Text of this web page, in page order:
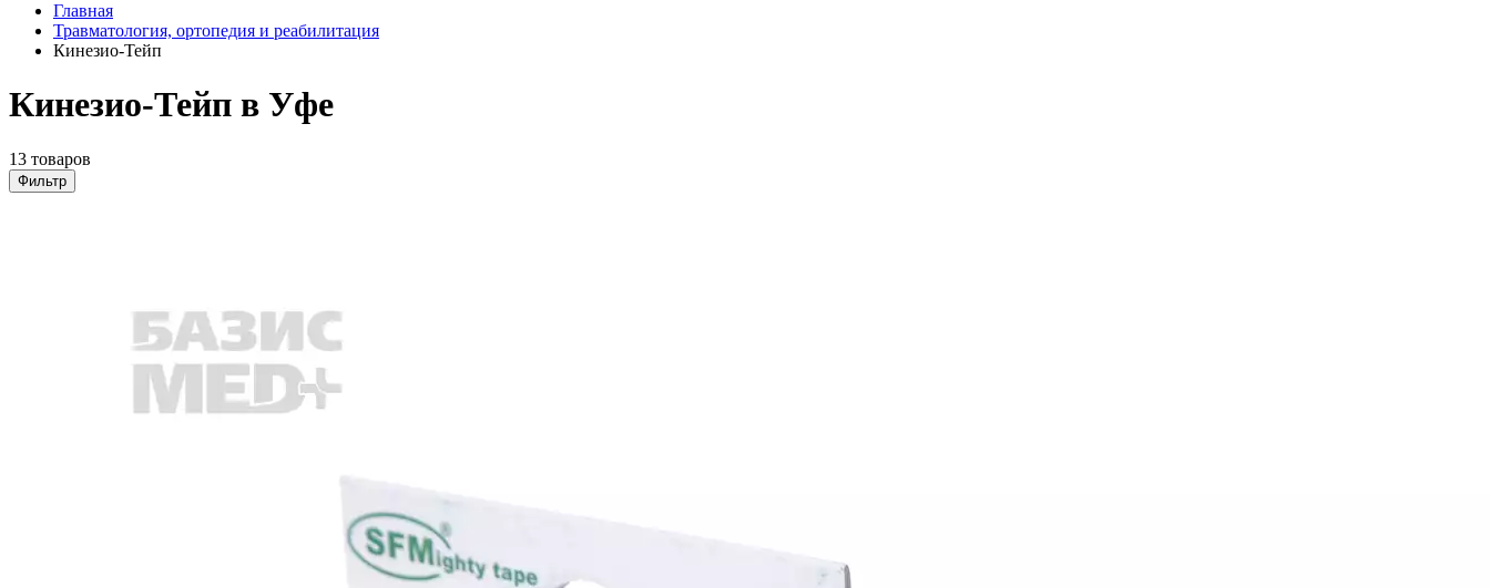
Главная
Травматология, ортопедия и реабилитация
Кинезио-Тейп
Кинезио-Тейп в Уфе
13 товаров
Фильтр